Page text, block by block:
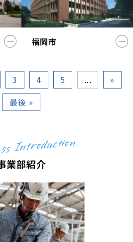
福岡市
3 4 5 ...
»
最後 »
Introduction
業部紹介